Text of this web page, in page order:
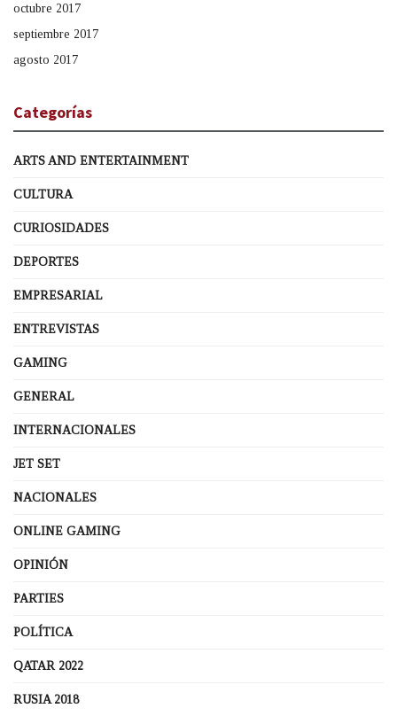
octubre 2017
septiembre 2017
agosto 2017
Categorías
ARTS AND ENTERTAINMENT
CULTURA
CURIOSIDADES
DEPORTES
EMPRESARIAL
ENTREVISTAS
GAMING
GENERAL
INTERNACIONALES
JET SET
NACIONALES
ONLINE GAMING
OPINIÓN
PARTIES
POLÍTICA
QATAR 2022
RUSIA 2018